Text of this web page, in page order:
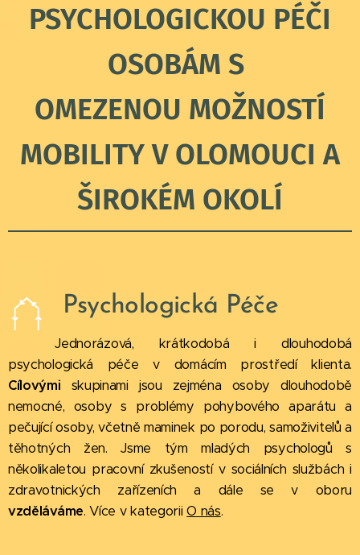
PSYCHOLOGICKOU PÉČI
OSOBÁM S
OMEZENOU MOŽNOSTÍ
MOBILITY V OLOMOUCI A
ŠIROKÉM OKOLÍ
Psychologická Péče
Jednorázová, krátkodobá i dlouhodobá
psychologická péče v domácím prostředí klienta.
Cílovými skupinami jsou zejména osoby dlouhodobě
nemocné, osoby s problémy pohybového aparátu a
pečující osoby, včetně maminek po porodu, samoživitelů a
těhotných žen. Jsme tým mladých psychologů s
několikaletou pracovní zkušeností v sociálních službách i
zdravotnických zařízeních a dále se v oboru
vzděláváme. Více v kategoriiO nás.